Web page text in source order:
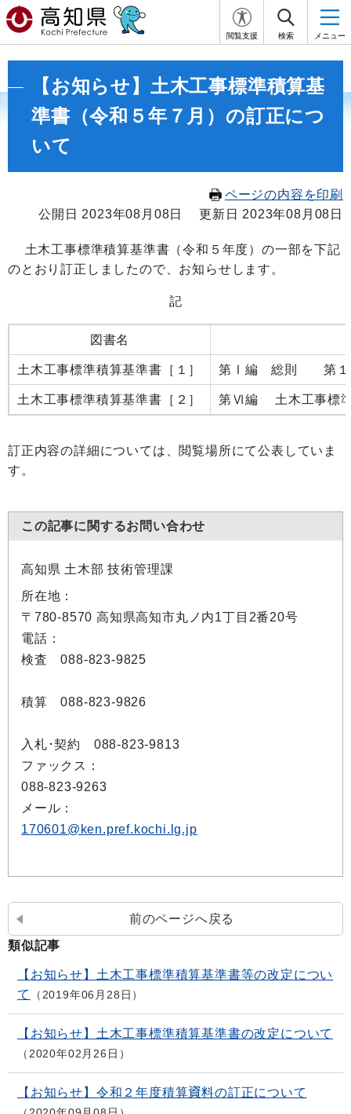
閲覧支援 検索 メニュー
【お知らせ】土木工事標準積算基
準書（令和５年７月）の訂正につ
いて
ページの内容を印刷
公開日 2023年08月08日
更新日 2023年08月08日
土木工事標準積算基準書（令和５年度）の一部を下記
のとおり訂正しましたので、お知らせします。
記
図書名
土木工事標準積算基準書［１］ 第Ⅰ編 総則 第１２
土木工事標準積算基準書［２］ 第Ⅵ編 土木工事標準
訂正内容の詳細については、閲覧場所にて公表していま
す。
この記事に関するお問い合わせ
高知県 土木部 技術管理課
所在地：
〒780-8570 高知県高知市丸ノ内1丁目2番20号
電話：
検査 088-823-9825
積算 088-823-9826
入札･契約 088-823-9813
ファックス：
088-823-9263
メール：
170601@ken.pref.kochi.lg.jp
前のページへ戻る
類似記事
【お知らせ】土木工事標準積算基準書等の改定につい
て
2019年06月28日
【お知らせ】土木工事標準積算基準書の改定について
2020年02月26日
【お知らせ】令和２年度積算資料の訂正について